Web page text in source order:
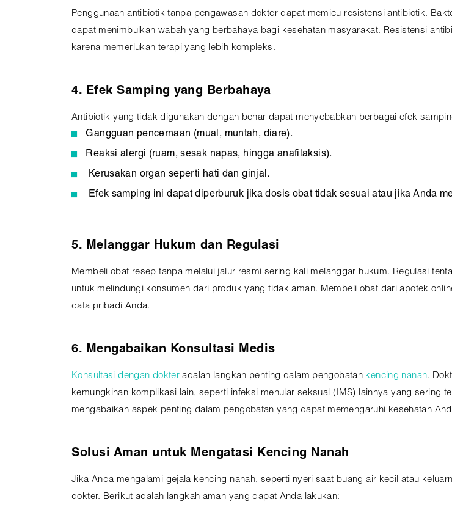
Penggunaan antibiotik tanpa pengawasan dokter dapat memicu resistensi antibiotik.
dapat menimbulkan wabah yang berbahaya bagi kesehatan masyarakat. Resistensi
karena memerlukan terapi yang lebih kompleks.
4. Efek Samping yang Berbahaya
Antibiotik yang tidak digunakan dengan benar dapat menyebabkan berbagai efek
Gangguan pencernaan (mual, muntah, diare).
Reaksi alergi (ruam, sesak napas, hingga anafilaksis).
Kerusakan organ seperti hati dan ginjal.
Efek samping ini dapat diperburuk jika dosis obat tidak sesuai atau jika Anda
5. Melanggar Hukum dan Regulasi
Membeli obat resep tanpa melalui jalur resmi sering kali melanggar hukum. Regulasi
untuk melindungi konsumen dari produk yang tidak aman. Membeli obat dari apotek
data pribadi Anda.
6. Mengabaikan Konsultasi Medis
Konsultasi dengan dokteradalah langkah penting dalam pengobatan kencing nanah.
kemungkinan komplikasi lain, seperti infeksi menular seksual (IMS) lainnya yang sering
mengabaikan aspek penting dalam pengobatan yang dapat memengaruhi kesehatan
Solusi Aman untuk Mengatasi Kencing Nanah
Jika Anda mengalami gejala kencing nanah, seperti nyeri saat buang air kecil atau
dokter. Berikut adalah langkah aman yang dapat Anda lakukan: